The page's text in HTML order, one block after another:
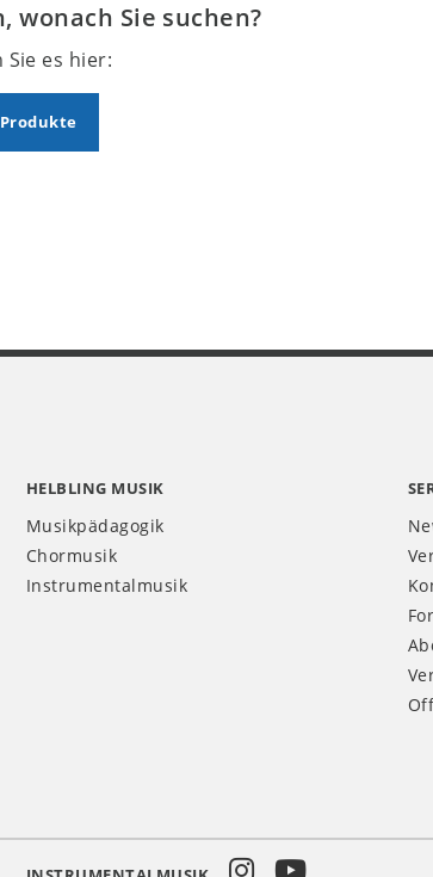
wonach Sie suchen?
Sie es hier:
HELBLING MUSIK
Musikpädagogik
Chormusik
Instrumentalmusik